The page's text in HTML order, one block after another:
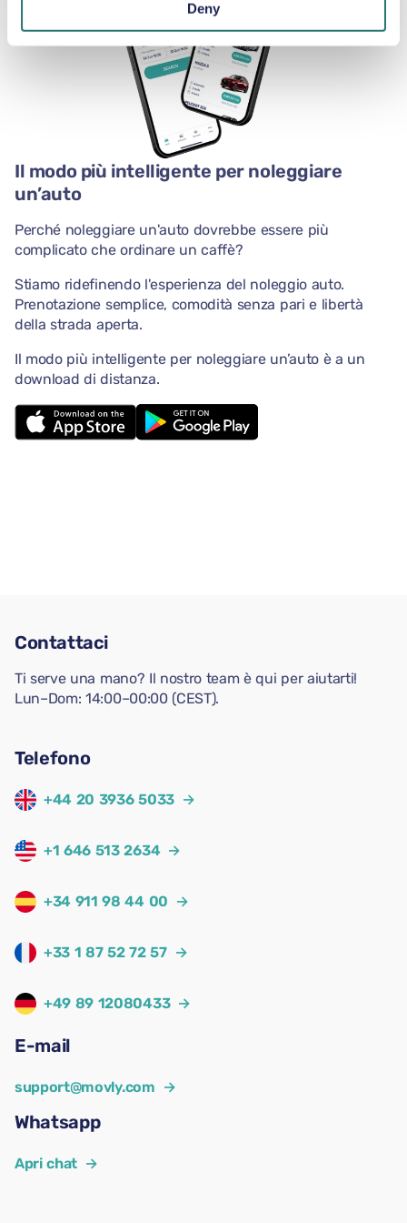
Deny
Il modo più intelligente per noleggiare
un’auto
Perché noleggiare un'auto dovrebbe essere più
complicato che ordinare un caffè?
Stiamo ridefinendo l'esperienza del noleggio auto.
Prenotazione semplice, comodità senza pari e libertà
della strada aperta.
Il modo più intelligente per noleggiare un’auto è a un
download di distanza.
Contattaci
Ti serve una mano? Il nostro team è qui per aiutarti!
Lun–Dom: 14:00–00:00 (CEST).
Telefono
+44 20 3936 5033 →
+1 646 513 2634 →
+34 911 98 44 00 →
+33 1 87 52 72 57 →
+49 89 12080433 →
E-mail
support@movly.com →
Whatsapp
Apri chat →